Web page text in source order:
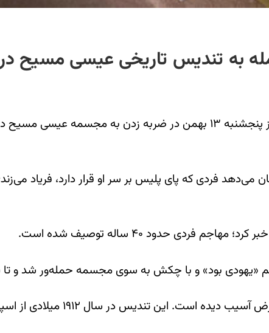
به تندیس تاریخی عیسی مسیح
در پی اقدام یک گردشگر آمریکایی در روز پنجشنبه ۱۳ بهمن در
فردی که پای پلیس بر سر او قرار دارد، فریاد
حدود ۴۰ ساله توصیف شده است.
«یهودی بود» و با چکش به سوی مجسمه حمله‌ور شد و
سال ۱۹۱۲ میلادی از اسپانیا به این کلیسا تقدیم شده بود.